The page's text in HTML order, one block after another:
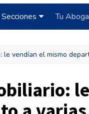
Secciones
Historias de Burrocracia
ARBA
Pateando Tribunales
Tu
le vendían el mismo